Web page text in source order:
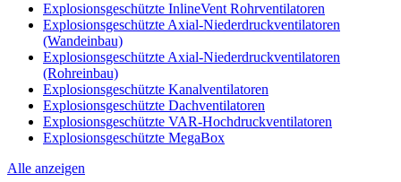
Explosionsgeschützte InlineVent Rohrventilatoren
Explosionsgeschützte Axial-Niederdruckventilatoren
(Wandeinbau)
Explosionsgeschützte Axial-Niederdruckventilatoren
(Rohreinbau)
Explosionsgeschützte Kanalventilatoren
Explosionsgeschützte Dachventilatoren
Explosionsgeschützte VAR-Hochdruckventilatoren
Explosionsgeschützte MegaBox
Alle anzeigen